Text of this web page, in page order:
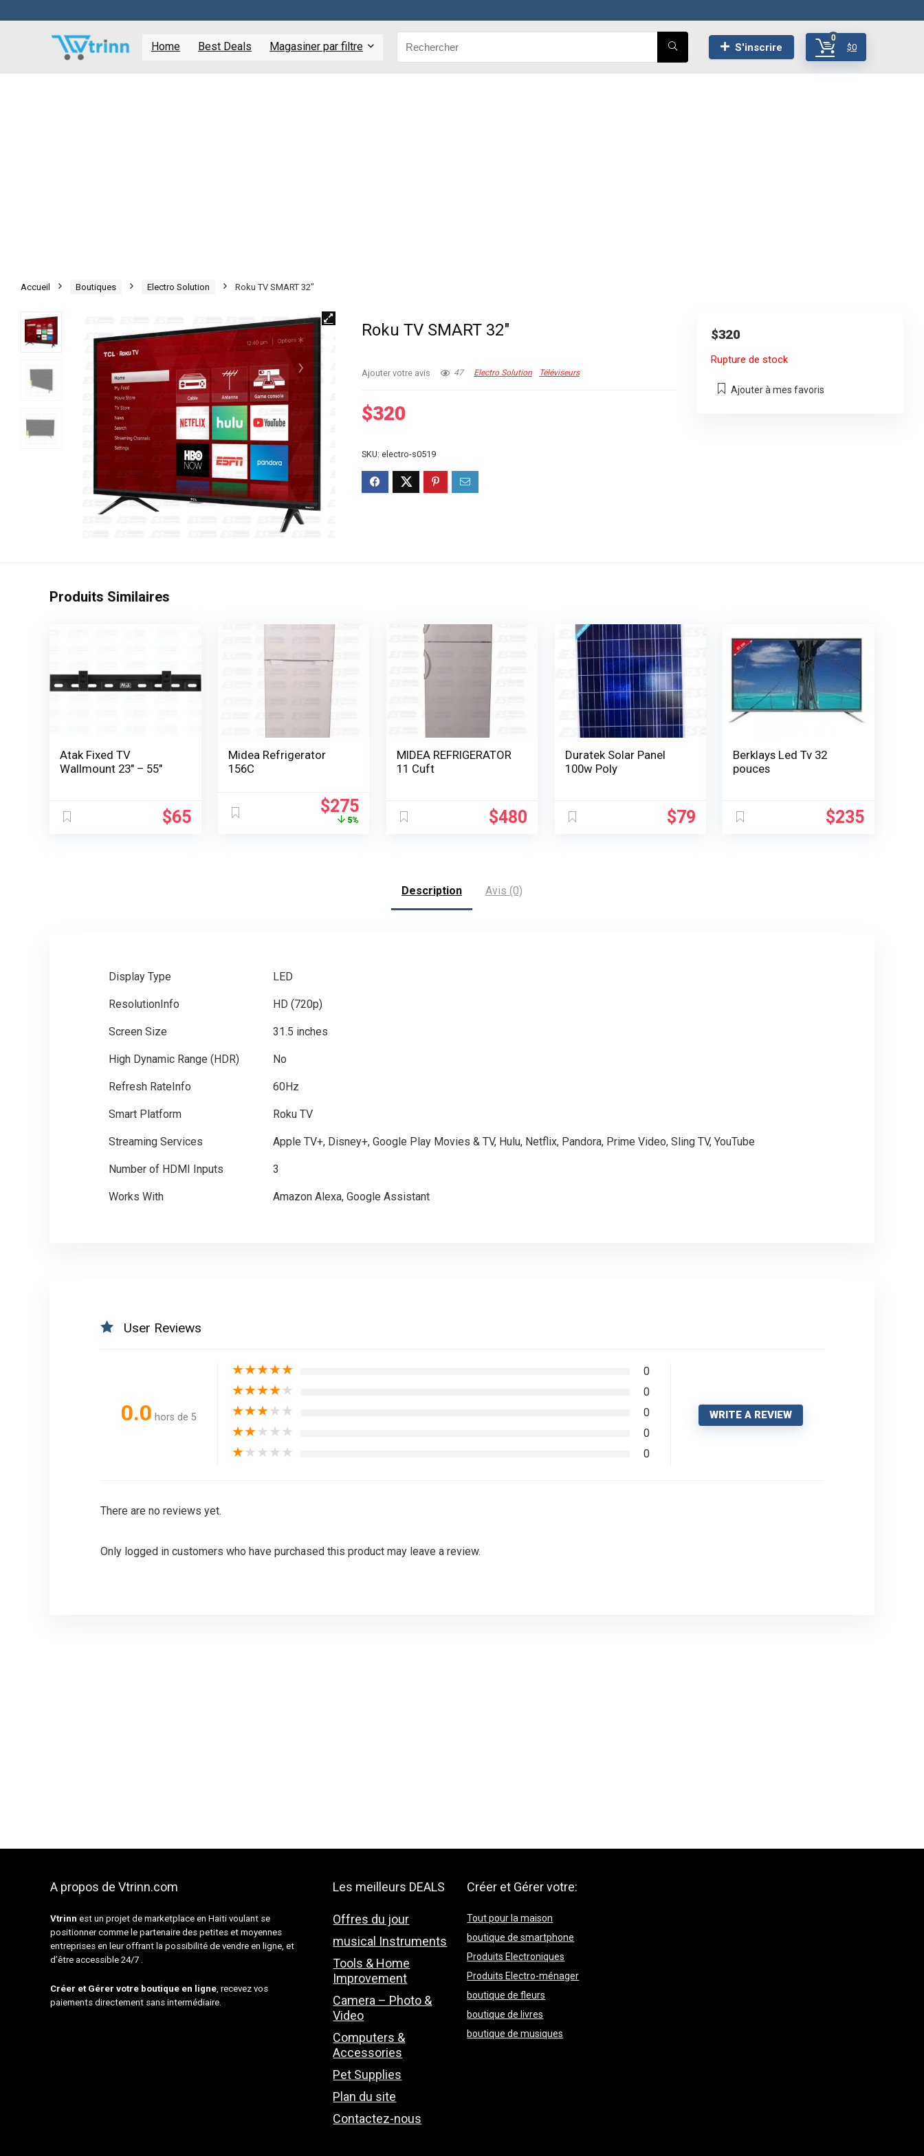
Home Best Deals Magasiner par filtre S'inscrire
0
$0
Accueil Boutiques Electro Solution Roku TV SMART 32″
Roku TV SMART 32″
Ajouter votre avis 47 Electro Solution Téléviseurs
$320
SKU:electro-s0519
$320
Rupture de stock
Ajouter à mes favoris
Produits Similaires
Atak Fixed TV
Wallmount 23″ – 55″
$65
Midea Refrigerator
156C
Le
prix
$275Le
5%
MIDEA REFRIGERATOR
11 Cuft
$480
Duratek Solar Panel
100w Poly
$79
Berklays Led Tv 32
pouces
$235
Description Avis (0)
Display Type LED
ResolutionInfo HD (720p)
Screen Size 31.5 inches
High Dynamic Range (HDR) No
Refresh RateInfo 60Hz
Smart Platform Roku TV
Streaming Services Apple TV+, Disney+, Google Play Movies & TV, Hulu, Netflix, Pandora, Prime Video, Sling TV, YouTube
Number of HDMI Inputs 3
Works With Amazon Alexa, Google Assistant
User Reviews
0.0 hors de 5
★★★★★ 0
★★★★★ 0
★★★★★ 0
★★★★★ 0
★★★★★ 0
WRITE A REVIEW
There are no reviews yet.
Only logged in customers who have purchased this product may leave a review.
A propos de Vtrinn.com
Vtrinn est un projet de marketplace en Haiti voulant se
positionner comme le partenaire des petites et moyennes
entreprises en leur offrant la possibilité de vendre en ligne, et
d’être accessible 24/7 .
Créer et Gérer votre boutique en ligne, recevez vos
paiements directement sans intermédiaire.
Les meilleurs DEALS
Offres du jour
musical Instruments
Tools & Home
Improvement
Camera – Photo &
Video
Computers &
Accessories
Pet Supplies
Plan du site
Contactez-nous
Créer et Gérer votre:
Tout pour la maison
boutique de smartphone
Produits Electroniques
Produits Electro-ménager
boutique de fleurs
boutique de livres
boutique de musiques